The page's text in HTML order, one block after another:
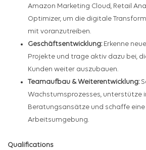
Amazon Marketing Cloud, Retail
Optimizer, um die digitale
mit voranzutreiben.
Geschäftsentwicklung:Erkenne
Projekte und trage aktiv dazu bei,
Kunden weiter auszubauen.
Teamaufbau & Weiterentwicklung:
Wachstumsprozesses, unterstütze
Beratungsansätze und schaffe
Arbeitsumgebung.
Qualifications